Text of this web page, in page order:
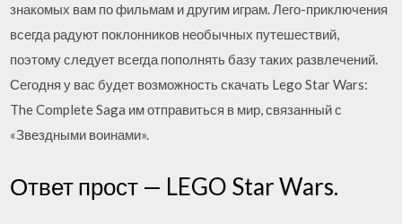
знакомых вам по фильмам и другим играм. Лего-приключения
всегда радуют поклонников необычных путешествий,
поэтому следует всегда пополнять базу таких развлечений.
Сегодня у вас будет возможность скачать Lego Star Wars:
The Complete Saga им отправиться в мир, связанный с
«Звездными воинами».
Ответ прост — LEGO Star Wars.